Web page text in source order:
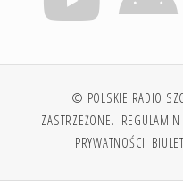
© POLSKIE RADIO
ZASTRZEŻONE.
PRYWATNOŚCI